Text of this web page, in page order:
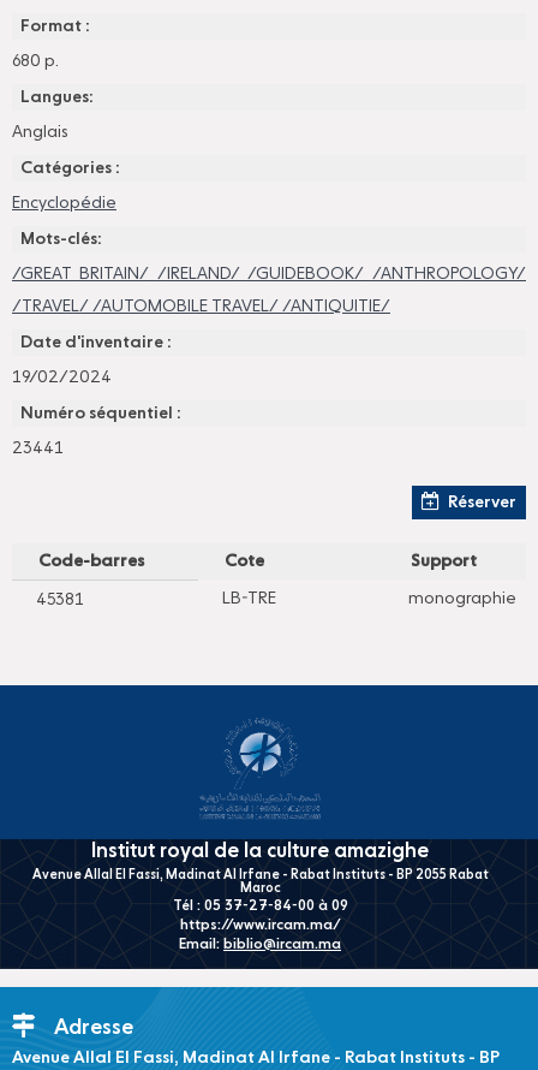
Format :
680 p.
Langues:
Anglais
Catégories :
Encyclopédie
Mots-clés:
/GREAT BRITAIN/ /IRELAND/ /GUIDEBOOK/ /ANTHROPOLOGY/
/TRAVEL/ /AUTOMOBILE TRAVEL/ /ANTIQUITIE/
Date d'inventaire :
19/02/2024
Numéro séquentiel :
23441
Réserver
Code-barres Cote Support
45381 LB-TRE monographie
Institut royal de la culture amazighe
Avenue Allal El Fassi, Madinat Al Irfane - Rabat Instituts - BP 2055 Rabat
Maroc
Tél : 05 37-27-84-00 à 09
https://www.ircam.ma/
Email: biblio@ircam.ma
Adresse
Avenue Allal El Fassi, Madinat Al Irfane - Rabat Instituts - BP